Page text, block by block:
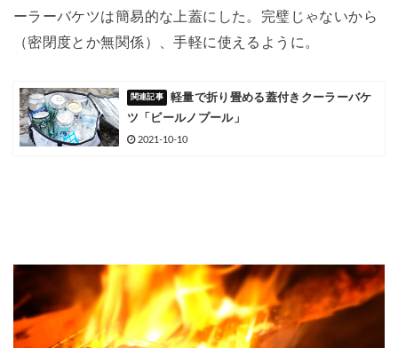
ーラーバケツは簡易的な上蓋にした。完璧じゃないから
（密閉度とか無関係）、手軽に使えるように。
軽量で折り畳める蓋付きクーラーバケ
ツ「ビールノプール」
2021-10-10